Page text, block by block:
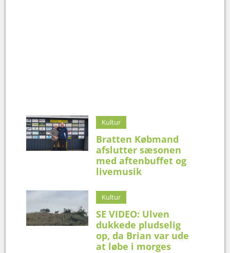
Kultur
Bratten Købmand
afslutter sæsonen
med aftenbuffet og
livemusik
Kultur
SE VIDEO: Ulven
dukkede pludselig
op, da Brian var ude
at løbe i morges